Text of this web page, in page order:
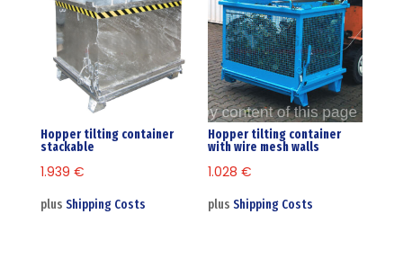
Hopper tilting container
stackable
1.939 €
plus Shipping Costs
Hopper tilting container
with wire mesh walls
1.028€
plusShipping Costs